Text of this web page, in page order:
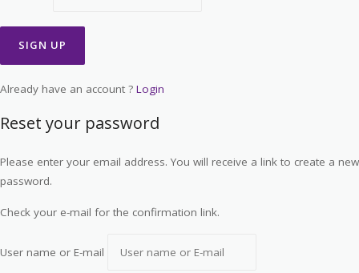
Already have an account ? Login
Reset your password
Please enter your email address. You will receive a link to create a new
password.
Check your e-mail for the confirmation link.
User name or E-mail